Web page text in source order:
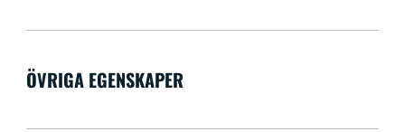
ÖVRIGA EGENSKAPER